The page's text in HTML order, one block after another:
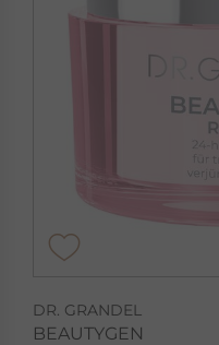
DR. GRANDEL
BEAUTYGEN